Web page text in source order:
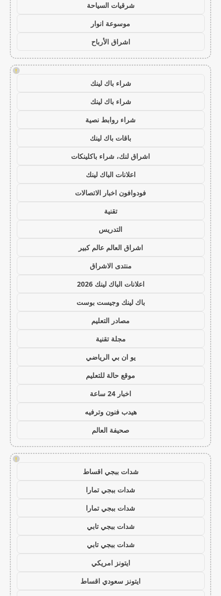
شرقيات السياحة
موسوعة انوار
اشراق الأرباح
!
شراء باك لينك
شراء باك لينك
شراء روابط نصية
باقات باك لينك
اشراق لنك، شراء باكلينكات
اعلانات الباك لينك
فودوافون اخبار الاتصالات
تقنية
التدريس
اشراق العالم عالم كبير
منتدى الاشراق
اعلانات الباك لينك 2026
باك لينك وجيست بوست
مصادر التعليم
مجلة تقنية
يو ان بي الرياضي
موقع حالة للتعليم
اخبار 24 ساعة
هيدب فنون وترفيه
صحيفة العالم
!
شدات ببجي اقساط
شدات ببجي تمارا
شدات ببجي تمارا
شدات ببجي تابي
شدات ببجي تابي
ايتونز امريكي
ايتونز سعودي اقساط